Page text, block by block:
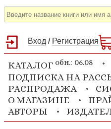
Вход / Регистрация
КАТАЛОГ обн.: 06.08
ПОДПИСКА НА
РАСПРОДАЖА
О МАГАЗИНЕ
АВТОРЫ